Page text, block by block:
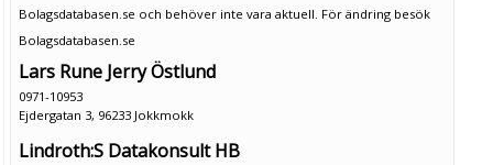
Bolagsdatabasen.se och behöver inte vara aktuell. För ändring besök
Bolagsdatabasen.se
Lars Rune Jerry Östlund
0971-10953
Ejdergatan 3, 96233 Jokkmokk
Lindroth:S Datakonsult HB